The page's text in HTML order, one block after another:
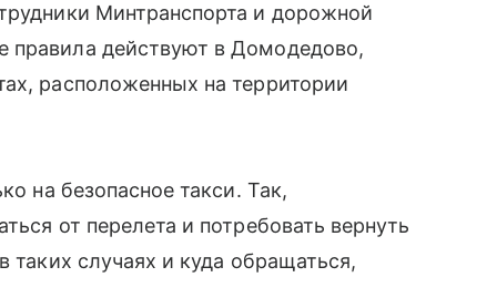
Минтранспорта и дорожной
правила действуют в Домодедово,
расположенных на территории
на безопасное такси. Так,
от перелета и потребовать вернуть
случаях и куда обращаться,